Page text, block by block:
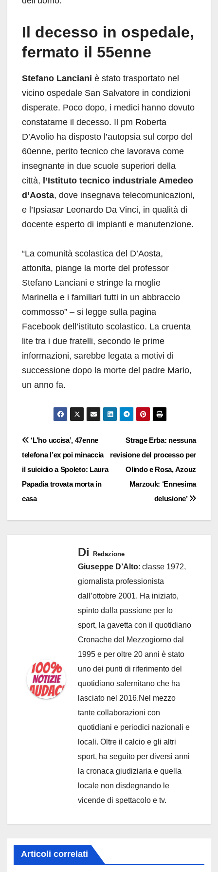
Il decesso in ospedale,
fermato il 55enne
Stefano Lanciani è stato trasportato nel
vicino ospedale San Salvatore in condizioni
disperate. Poco dopo, i medici hanno dovuto
constatarne il decesso. Il pm Roberta
D’Avolio ha disposto l’autopsia sul corpo del
60enne, perito tecnico che lavorava come
insegnante in due scuole superiori della
città, l’Istituto tecnico industriale Amedeo
d’Aosta, dove insegnava telecomunicazioni,
e l’Ipsiasar Leonardo Da Vinci, in qualità di
docente esperto di impianti e manutenzione.
“La comunità scolastica del D’Aosta,
attonita, piange la morte del professor
Stefano Lanciani e stringe la moglie
Marinella e i familiari tutti in un abbraccio
commosso” – si legge sulla pagina
Facebook dell’istituto scolastico. La cruenta
lite tra i due fratelli, secondo le prime
informazioni, sarebbe legata a motivi di
successione dopo la morte del padre Mario,
un anno fa.
Navigazione
articoli
Strage Erba: nessuna
revisione del processo per
Olindo e Rosa, Azouz
Marzouk: ‘Ennesima
delusione’
‘L’ho uccisa’, 47enne
telefona l’ex poi minaccia
il suicidio a Spoleto: Laura
Papadia trovata morta in
casa
Di Redazione
Giuseppe D’Alto: classe 1972,
giornalista professionista
dall’ottobre 2001. Ha iniziato,
spinto dalla passione per lo
sport, la gavetta con il quotidiano
Cronache del Mezzogiorno dal
1995 e per oltre 20 anni è stato
uno dei punti di riferimento del
quotidiano salernitano che ha
lasciato nel 2016.Nel mezzo
tante collaborazioni con
quotidiani e periodici nazionali e
locali. Oltre il calcio e gli altri
sport, ha seguito per diversi anni
la cronaca giudiziaria e quella
locale non disdegnando le
vicende di spettacolo e tv.
Articoli correlati